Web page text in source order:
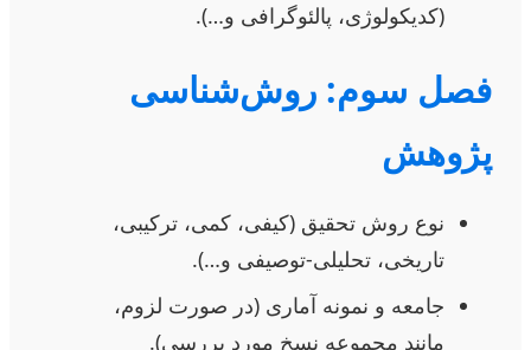
(کدیکولوژی، پالئوگرافی و…).
فصل سوم: روش‌شناسی
پژوهش
نوع روش تحقیق (کیفی، کمی، ترکیبی،
تاریخی، تحلیلی-توصیفی و…).
جامعه و نمونه آماری (در صورت لزوم،
مانند مجموعه نسخ مورد بررسی).